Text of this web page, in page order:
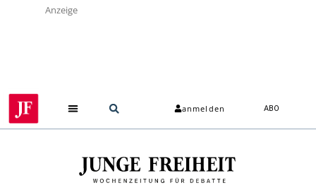
Anzeige
anmelden ABO